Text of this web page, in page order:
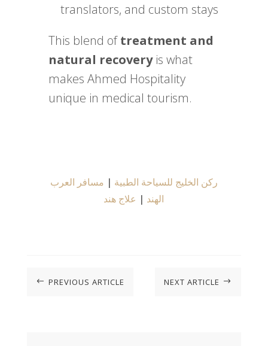
translators, and custom stays
This blend oftreatment and
natural recoveryis what
makes Ahmed Hospitality
unique in medical tourism.
ركن الخليج للسياحة الطبية | مسافر العرب
الهند | علاج هند
# PREVIOUS ARTICLE NEXT ARTICLE $